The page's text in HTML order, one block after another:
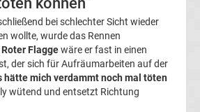
bei schlechter Sicht wieder
wollte, wurde das Rennen
Roter Flaggewäre er fast in einen
der sich für Aufräumarbeiten auf der
hätte mich verdammt noch mal töten
wütend und entsetzt Richtung